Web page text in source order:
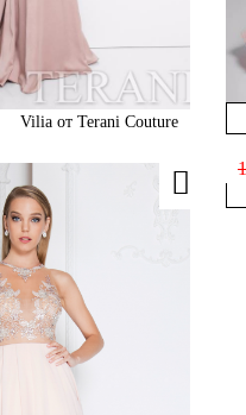
Vilia от Terani Couture